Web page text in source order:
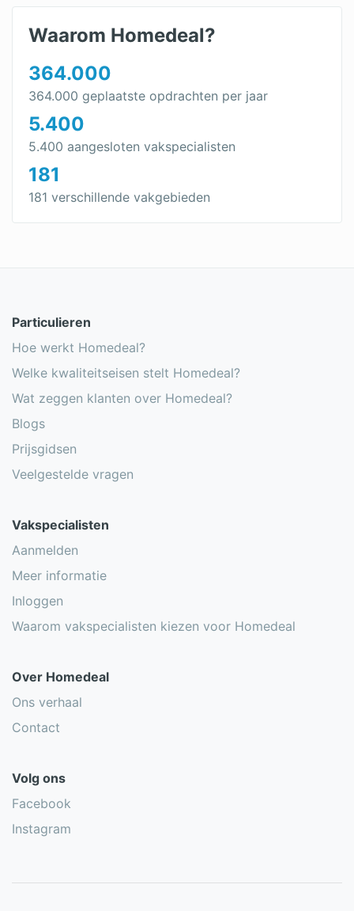
Nieuwe Dakkapel
Dakkapel bouwen: van kosten tot voordelen &
dakkapel renovatie
dakkapel op maat
Dakkapel groot
Goedkope dakkapel
Waarom Homedeal?
364.000
364.000 geplaatste opdrachten per jaar
5.400
5.400 aangesloten vakspecialisten
181
181 verschillende vakgebieden
Particulieren
Hoe werkt Homedeal?
Welke kwaliteitseisen stelt Homedeal?
Wat zeggen klanten over Homedeal?
Blogs
Prijsgidsen
Veelgestelde vragen
Vakspecialisten
Aanmelden
Meer informatie
Inloggen
Waarom vakspecialisten kiezen voor Homedeal
Over Homedeal
Ons verhaal
Contact
Volg ons
Facebook
Instagram